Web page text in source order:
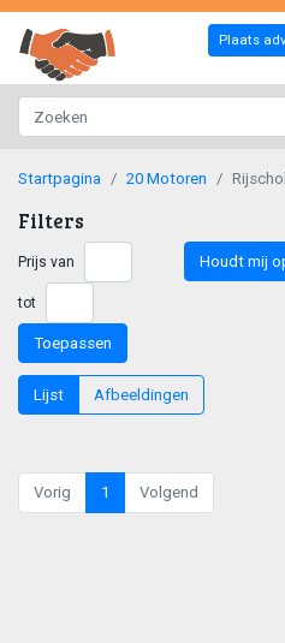
Plaats
Startpagina 20 Motoren
Filters
Houdt mij
Prijs van
tot
Toepassen
Lijst Afbeeldingen
Vorig 1 Volgend